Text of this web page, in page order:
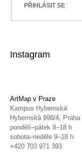
PŘIHLÁSIT SE
Instagram
ArtMap v Praze
Kampus Hybernská
Hybernská 998/4, Praha
pondělí–pátek 8–18 h
sobota–neděle 9–18 h
+420 703 971 393